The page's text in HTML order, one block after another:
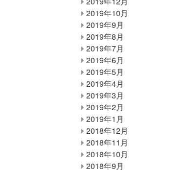
2019年10月
2019年9月
2019年8月
2019年7月
2019年6月
2019年5月
2019年4月
2019年3月
2019年2月
2019年1月
2018年12月
2018年11月
2018年10月
2018年9月